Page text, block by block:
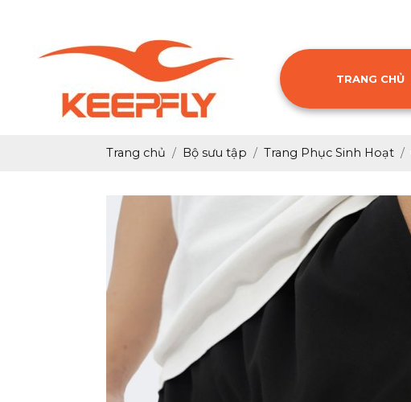
TRANG CHỦ
Trang chủ Bộ sưu tập Trang Phục Sinh Hoạt